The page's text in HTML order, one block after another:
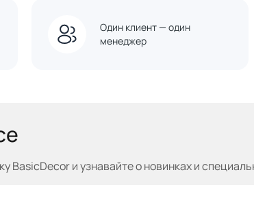
Один клиент — один
менеджер
BasicDecor и узнавайтео новинках и